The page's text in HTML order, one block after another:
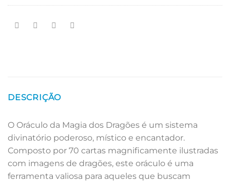
DESCRIÇÃO
O Oráculo da Magia dos Dragões é um sistema
divinatório poderoso, místico e encantador.
Composto por 70 cartas magnificamente ilustradas
com imagens de dragões, este oráculo é uma
ferramenta valiosa para aqueles que buscam